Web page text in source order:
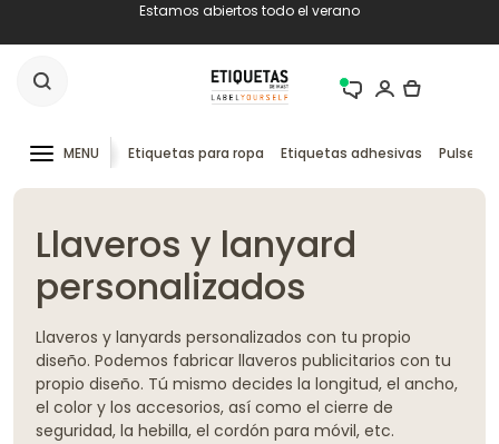
Estamos abiertos todo el verano
MENU Etiquetas para ropa Etiquetas adhesivas
Llaveros y lanyard
personalizados
Llaveros y lanyards personalizados con tu propio
diseño. Podemos fabricar llaveros publicitarios con tu
propio diseño. Tú mismo decides la longitud, el ancho,
el color y los accesorios, así como el cierre de
seguridad, la hebilla, el cordón para móvil, etc.